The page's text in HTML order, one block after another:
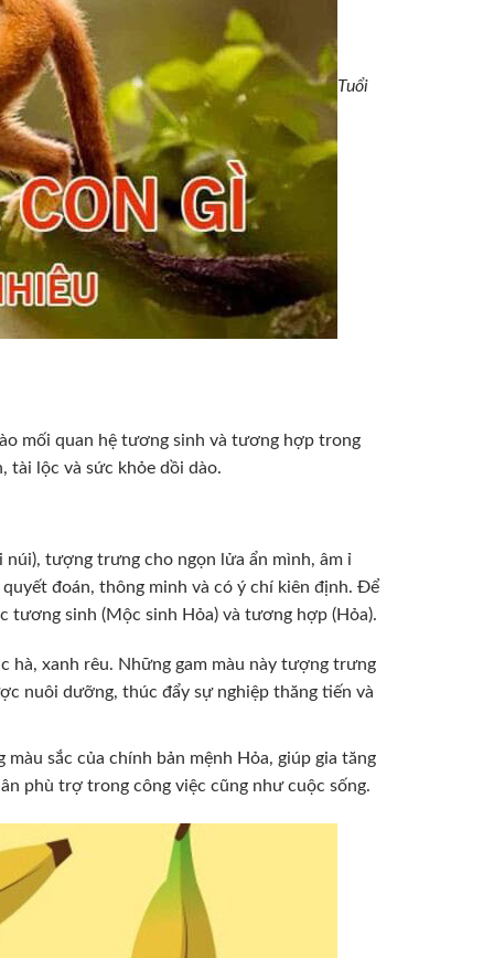
Tuổi
mối quan hệ tương sinh và tương hợp trong
tài lộc và sức khỏe dồi dào.
tượng trưng cho ngọn lửa ẩn mình, âm ỉ
đoán, thông minh và có ý chí kiên định. Để
tương sinh (Mộc sinh Hỏa) và tương hợp (Hỏa).
hà, xanh rêu. Những gam màu này tượng trưng
nuôi dưỡng, thúc đẩy sự nghiệp thăng tiến và
sắc của chính bản mệnh Hỏa, giúp gia tăng
phù trợ trong công việc cũng như cuộc sống.